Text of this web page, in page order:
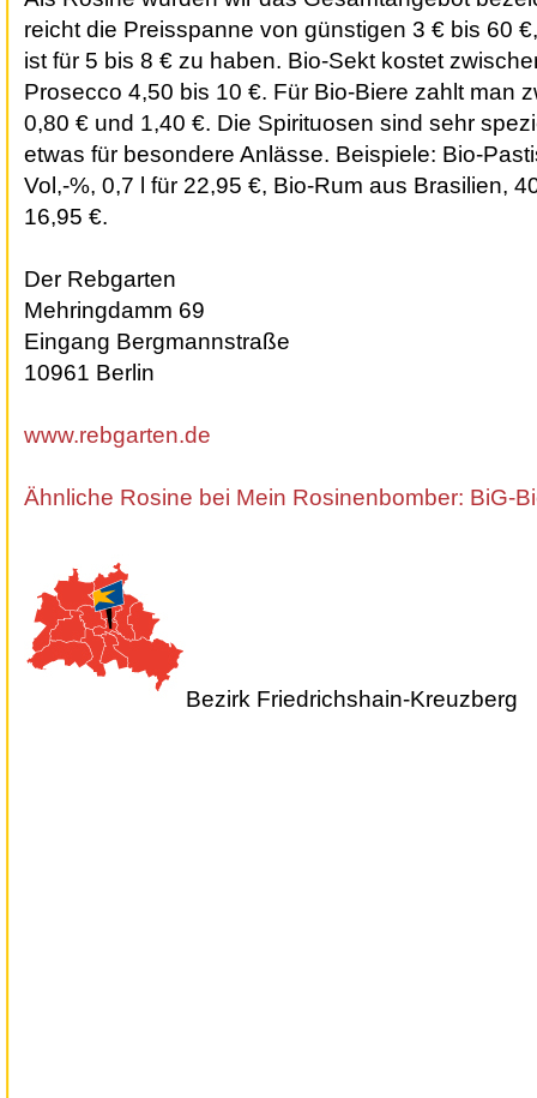
reicht die Preisspanne von günstigen 3 € bis 60
ist für 5 bis 8 € zu haben. Bio-Sekt kostet
Prosecco 4,50 bis 10 €. Für Bio-Biere zahlt man
0,80 € und 1,40 €. Die Spirituosen sind sehr
etwas für besondere Anlässe. Beispiele: Bio-
Vol,-%, 0,7 l für 22,95 €, Bio-Rum aus Brasilien,
16,95 €.
Der Rebgarten
Mehringdamm 69
Eingang Bergmannstraße
10961 Berlin
www.rebgarten.de
Ähnliche Rosine bei Mein Rosinenbomber: BiG-
Bezirk Friedrichshain-Kreuzberg